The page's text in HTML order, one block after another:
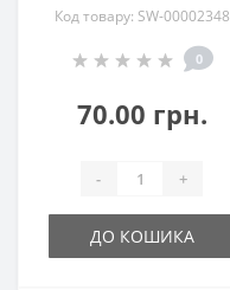
Код товару: SW-00002348
0
70.00 грн.
- +
ДО КОШИКА